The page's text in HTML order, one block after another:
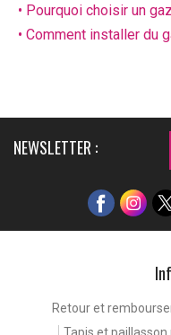
Pour une
meilleure qualité
• Pourquoi choisir un
• Comment installer du
NEWSLETTER :
Retour et
Tapis et